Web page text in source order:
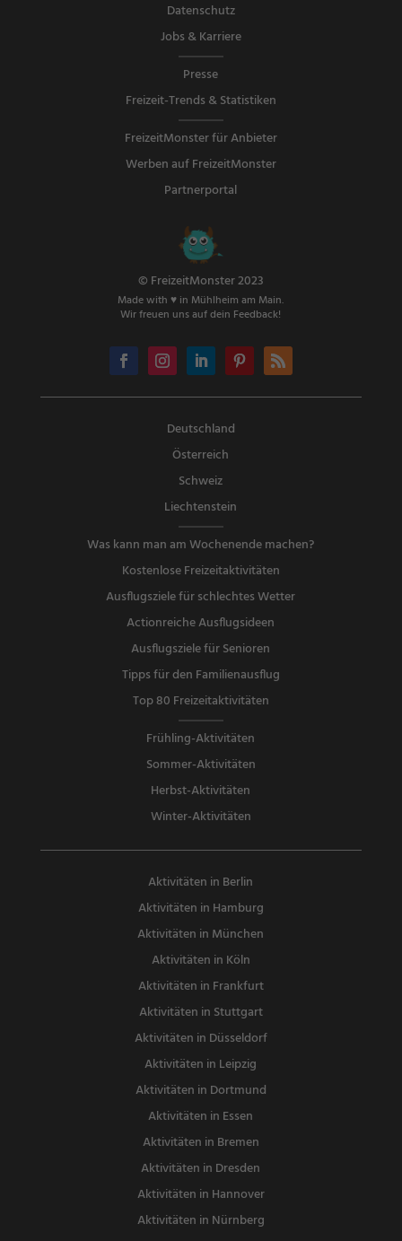
Datenschutz
Jobs & Karriere
Presse
Freizeit-Trends & Statistiken
FreizeitMonster für Anbieter
Werben auf FreizeitMonster
Partnerportal
© FreizeitMonster 2023
Made with ♥ in Mühlheim am Main.
Wir freuen uns auf dein Feedback!
Deutschland
Österreich
Schweiz
Liechtenstein
Was kann man am Wochenende machen?
Kostenlose Freizeitaktivitäten
Ausflugsziele für schlechtes Wetter
Actionreiche Ausflugsideen
Ausflugsziele für Senioren
Tipps für den Familienausflug
Top 80 Freizeitaktivitäten
Frühling-Aktivitäten
Sommer-Aktivitäten
Herbst-Aktivitäten
Winter-Aktivitäten
Aktivitäten in Berlin
Aktivitäten in Hamburg
Aktivitäten in München
Aktivitäten in Köln
Aktivitäten in Frankfurt
Aktivitäten in Stuttgart
Aktivitäten in Düsseldorf
Aktivitäten in Leipzig
Aktivitäten in Dortmund
Aktivitäten in Essen
Aktivitäten in Bremen
Aktivitäten in Dresden
Aktivitäten in Hannover
Aktivitäten in Nürnberg